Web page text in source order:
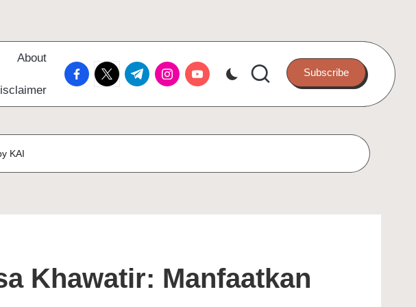
About
facebook.com
twitter.com
t.me instagram.com
youtube.com Subscribe
KAI
Khawatir: Manfaatkan